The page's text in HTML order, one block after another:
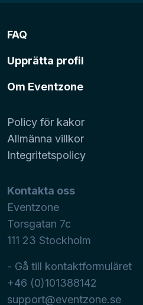
FAQ
Upprätta profil
Om Eventzone
Policy för kakor
Allmänna villkor
Integritetspolicy
Kontakta oss
Eventzone
Torsgatan 7c
111 23 Stockholm
- Gå till kontaktformuläret
+46 (0)101388142
support@eventzone.se